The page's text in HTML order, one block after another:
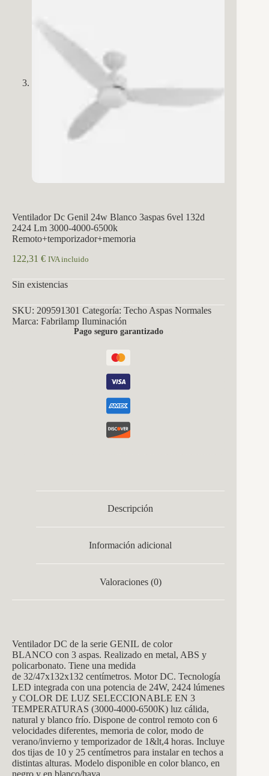
Ventilador Dc Genil 24w Blanco 3aspas 6vel 132d
2424 Lm 3000-4000-6500k
Remoto+temporizador+memoria
122,31 € IVA incluido
Sin existencias
SKU: 209591301 Categoría: Techo Aspas Normales
Marca: Fabrilamp Iluminación
Pago seguro garantizado
Descripción
Información adicional
Valoraciones (0)
Ventilador DC de la serie GENIL de color
BLANCO con 3 aspas. Realizado en metal, ABS y
policarbonato. Tiene una medida
de 32/47x132x132 centímetros. Motor DC. Tecnología
LED integrada con una potencia de 24W, 2424 lúmenes
y COLOR DE LUZ SELECCIONABLE EN 3
TEMPERATURAS (3000-4000-6500K) luz cálida,
natural y blanco frío. Dispone de control remoto con 6
velocidades diferentes, memoria de color, modo de
verano/invierno y temporizador de 1&lt,4 horas. Incluye
dos tijas de 10 y 25 centímetros para instalar en techos a
distintas alturas. Modelo disponible en color blanco, en